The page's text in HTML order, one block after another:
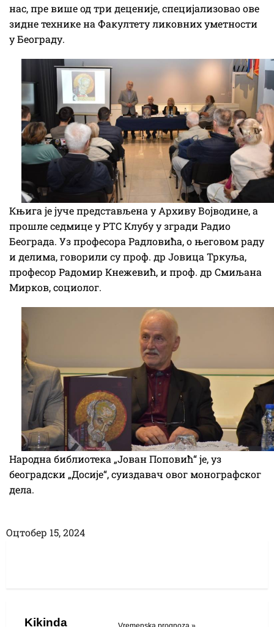
нас, пре више од три деценије, специјализовао ове
зидне технике на Факултету ликовних уметности
у Београду.
Књига је јуче представљена у Архиву Војводине, а
прошле седмице у РТС Клубу у згради Радио
Београда. Уз професора Радловића, о његовом раду
и делима, говорили су проф. др Јовица Тркуља,
професор Радомир Кнежевић, и проф. др Смиљана
Мирков, социолог.
Народна библиотека „Јован Поповић“ је, уз
београдски „Досије“, суиздавач овог монографског
дела.
Оцтобер 15, 2024